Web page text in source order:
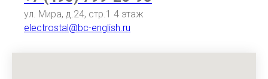
ул. Мира, д.24, стр.1 4 этаж
electrostal@bc-english.ru